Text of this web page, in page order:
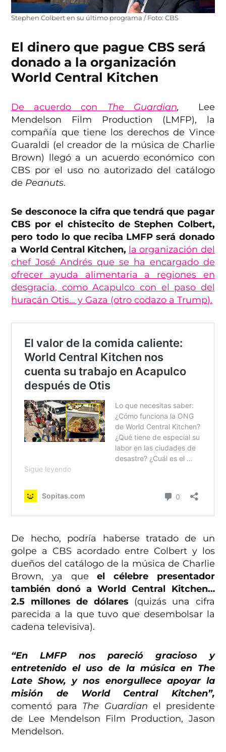
Stephen Colbert en su último programa / Foto: CBS
El dinero que pague CBS será
donado a la organización
World Central Kitchen
De acuerdo con The Guardian,
Lee
Mendelson Film Production (LMFP), la
compañía que tiene los derechos de Vince
Guaraldi (el creador de la música de Charlie
Brown) llegó a un acuerdo económico con
CBS por el uso no autorizado del catálogo
de Peanuts.
Se desconoce la cifra que tendrá que pagar
CBS por el chistecito de Stephen Colbert,
pero todo lo que reciba LMFP será donado
a World Central Kitchen, la organización del
chef José Andrés que se ha encargado de
ofrecer ayuda alimentaria a regiones en
desgracia, como Acapulco con el paso del
huracán Otis… y Gaza (otro codazo a Trump).
De hecho, podría haberse tratado de un
golpe a CBS acordado entre Colbert y los
dueños del catálogo de la música de Charlie
Brown, ya queel célebre presentador
también donó a World Central Kitchen…
2.5 millones de dólares (quizás una cifra
parecida a la que tuvo que desembolsar la
cadena televisiva).
“En LMFP nos pareció gracioso y
entretenido el uso de la música en The
Late Show, y nos enorgullece apoyar la
misión de World Central Kitchen”,
comentó para The Guardian el presidente
de Lee Mendelson Film Production, Jason
Mendelson.